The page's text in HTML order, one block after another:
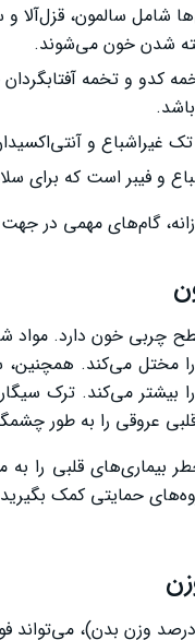
شدن خون می‌شوند.
تخمه کدو و تخمه
غیراشباع و
و فیبر است که برای
گام‌های مهمی
بیشتر می‌کند. ترک
عروقی را به طور
قلبی را
حمایتی کمک